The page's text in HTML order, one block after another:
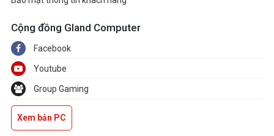
Cộng đồng Gland Computer
Facebook
Youtube
Group Gaming
Xem bản PC